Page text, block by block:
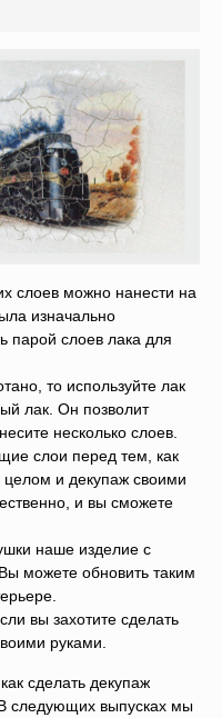
слоев можно нанести на
изначально
парой слоев лака для
то используйте лак
лак. Он позволит
несколько слоев.
слои перед тем, как
целом и декупаж своими
и вы сможете
наше изделие с
можете обновить таким
вы захотите сделать
руками.
сделать декупаж
следующих выпусках мы